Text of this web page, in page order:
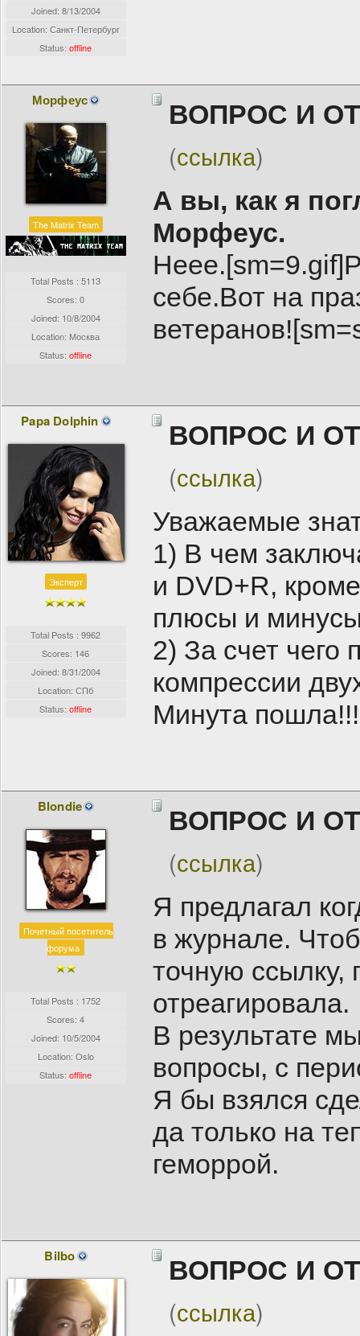
Joined: 8/13/2004
Location: Санкт-Петербург
Status:offline
Морфеус
The Matrix Team
Total Posts : 5113
Scores: 0
Joined: 10/8/2004
Location: Москва
Status:offline
ВОПРОС И
(ссылка)
А вы, как я
Морфеус.
себе.Вот на
Papa Dolphin
Эксперт
Total Posts : 9962
Scores: 146
Joined: 8/31/2004
Location: СПб
Status:offline
ВОПРОС И
(ссылка)
Уважаемые
1) В чем
и DVD+R,
плюсы и
2) За счет чего
компрессии
Минута пошла!!!
Blondie
Почетный посетитель
форума
Total Posts : 1752
Scores: 4
Joined: 10/5/2004
Location: Oslo
Status:offline
ВОПРОС И
(ссылка)
Я предлагал
в журнале.
точную ссылку,
отреагировала.
В результате
вопросы, с
Я бы взялся
да только на
геморрой.
Bilbo ВОПРОС И
(ссылка)